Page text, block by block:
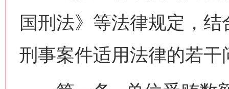
国刑法》等法律规定，
刑事案件适用法律的若干